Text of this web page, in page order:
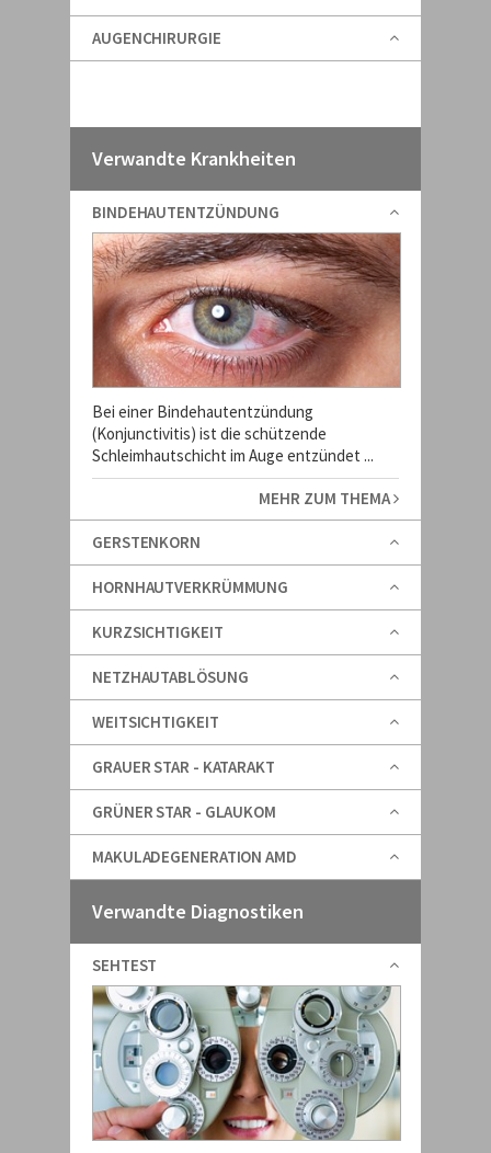
AUGENCHIRURGIE
Verwandte Krankheiten
BINDEHAUTENTZÜNDUNG
Bei einer Bindehautentzündung
(Konjunctivitis) ist die schützende
Schleimhautschicht im Auge entzündet ...
MEHR ZUM THEMA
GERSTENKORN
HORNHAUTVERKRÜMMUNG
KURZSICHTIGKEIT
NETZHAUTABLÖSUNG
WEITSICHTIGKEIT
GRAUER STAR - KATARAKT
GRÜNER STAR - GLAUKOM
MAKULADEGENERATION AMD
Verwandte Diagnostiken
SEHTEST